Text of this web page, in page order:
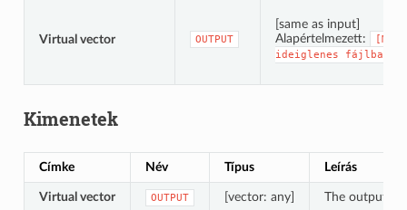
Virtual vector OUTPUT
[same as input]
Alapértelmezett:
ideiglenes
fájlba]
Kimenetek
Címke Név Típus Leírás
Virtual vector OUTPUT [vector: any] The output